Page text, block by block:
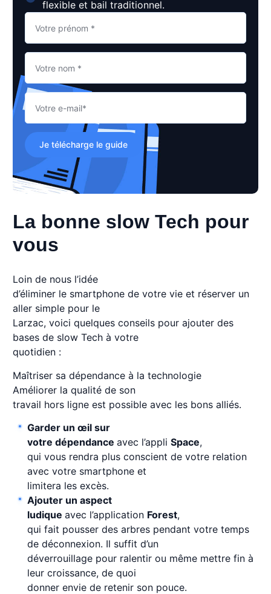
flexible et bail traditionnel.
Je télécharge le guide
La bonne slow Tech pour
vous
Loin de nous l’idée
d’éliminer le smartphone de votre vie et réserver un
aller simple pour le
Larzac, voici quelques conseils pour ajouter des
bases de slow Tech à votre
quotidien :
Maîtriser sa dépendance à la technologie
Améliorer la qualité de son
travail hors ligne est possible avec les bons alliés.
Garder un œil sur
votre dépendance avec l’appli Space,
qui vous rendra plus conscient de votre relation
avec votre smartphone et
limitera les excès.
Ajouter un aspect
ludique avec l’application Forest,
qui fait pousser des arbres pendant votre temps
de déconnexion. Il suffit d’un
déverrouillage pour ralentir ou même mettre fin à
leur croissance, de quoi
donner envie de retenir son pouce.